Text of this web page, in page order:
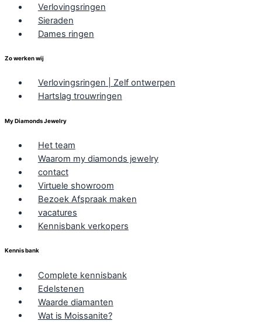
Verlovingsringen
Sieraden
Dames ringen
Zo werken wij
Verlovingsringen | Zelf ontwerpen
Hartslag trouwringen
My Diamonds Jewelry
Het team
Waarom my diamonds jewelry
contact
Virtuele showroom
Bezoek Afspraak maken
vacatures
Kennisbank verkopers
Kennis bank
Complete kennisbank
Edelstenen
Waarde diamanten
Wat is Moissanite?